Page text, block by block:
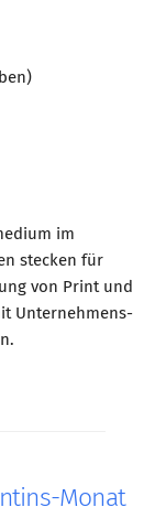
im
stecken für
von Print und
Unternehmens-
Monat